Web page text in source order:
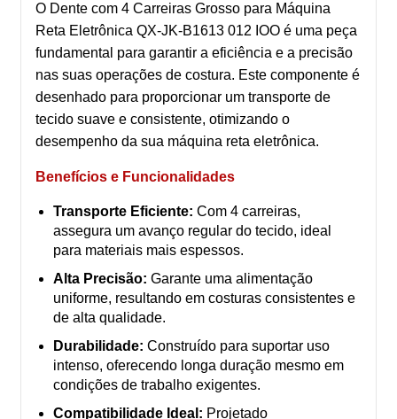
O Dente com 4 Carreiras Grosso para Máquina
Reta Eletrônica QX-JK-B1613 012 IOO é uma peça
fundamental para garantir a eficiência e a precisão
nas suas operações de costura. Este componente é
desenhado para proporcionar um transporte de
tecido suave e consistente, otimizando o
desempenho da sua máquina reta eletrônica.
Benefícios e Funcionalidades
Transporte Eficiente: Com 4 carreiras,
assegura um avanço regular do tecido, ideal
para materiais mais espessos.
Alta Precisão: Garante uma alimentação
uniforme, resultando em costuras consistentes e
de alta qualidade.
Durabilidade: Construído para suportar uso
intenso, oferecendo longa duração mesmo em
condições de trabalho exigentes.
Compatibilidade Ideal: Projetado